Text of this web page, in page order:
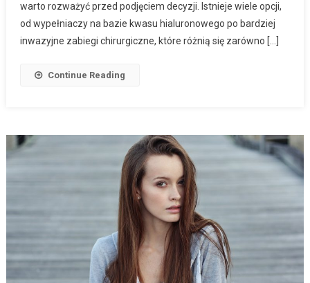
warto rozważyć przed podjęciem decyzji. Istnieje wiele opcji,
od wypełniaczy na bazie kwasu hialuronowego po bardziej
inwazyjne zabiegi chirurgiczne, które różnią się zarówno […]
Continue Reading